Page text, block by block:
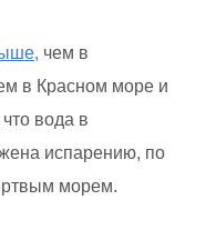
чем в
в Красном море и
вода в
испарению, по
морем.